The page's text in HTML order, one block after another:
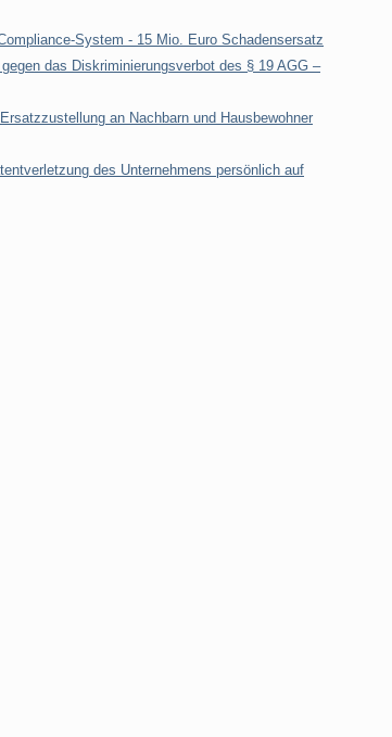
System - 15 Mio. Euro Schadensersatz
das Diskriminierungsverbot des § 19 AGG –
an Nachbarn und Hausbewohner
des Unternehmens persönlich auf